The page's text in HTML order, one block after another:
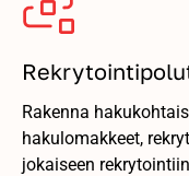
Rakenna
hakulomakkeet,
jokaiseen